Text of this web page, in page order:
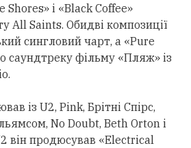
Shores» і «Black Coffee»
All Saints. Обидві композиції
сингловий чарт, а «Pure
саундтреку фільму «Пляж» із
із U2, Pink, Брітні Спірс,
No Doubt, Beth Orton і
він продюсував «Electrical